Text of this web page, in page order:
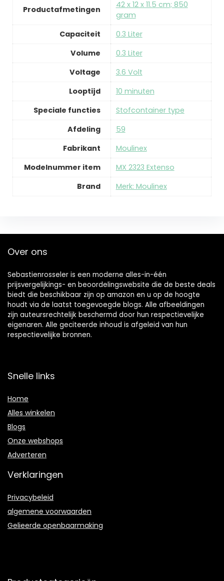
Productafmetingen
‎42 x 12 x 11.5 cm; 850
gram
Capaciteit
‎0.3 Liter
Volume
‎0.3 Liter
Voltage
‎3.6 Volt
Looptijd
‎10 minuten
Speciale functies
‎Stofcontainer type
Afdeling
‎59
Fabrikant
‎Moulinex
Modelnummer item
‎MX 2323 Extenso
Brand
Merk: Moulinex
Over ons
Sebastienrosseler is een moderne alles-in-één
prijsvergelijkings- en beoordelingswebsite die de beste deals
biedt die beschikbaar zijn op amazon en u op de hoogte
houdt via de laatst toegevoegde blogs. Alle afbeeldingen
zijn auteursrechtelijk beschermd door hun respectievelijke
eigenaren. Alle geciteerde inhoud is afgeleid van hun
respectievelijke bronnen.
Snelle links
Home
Alles winkelen
Blogs
Onze webshops
Adverteren
Verklaringen
Privacybeleid
algemene voorwaarden
Gelieerde openbaarmaking